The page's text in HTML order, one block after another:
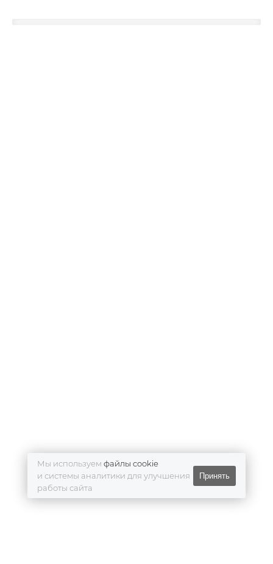
Мы используем файлы cookie
и системы аналитики для улучшения
работы сайта
Принять